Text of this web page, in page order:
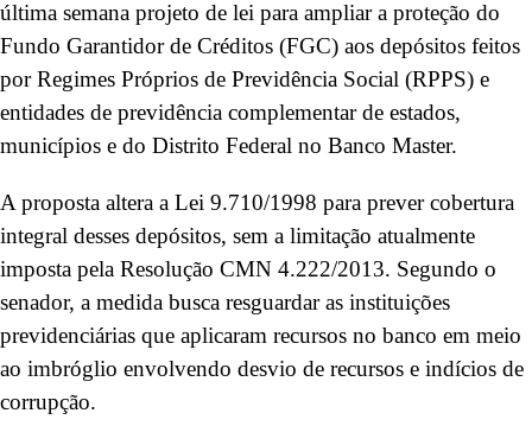
última semana projeto de lei para ampliar a proteção do
Fundo Garantidor de Créditos (FGC) aos depósitos feitos
por Regimes Próprios de Previdência Social (RPPS) e
entidades de previdência complementar de estados,
municípios e do Distrito Federal no Banco Master.
A proposta altera a Lei 9.710/1998 para prever cobertura
integral desses depósitos, sem a limitação atualmente
imposta pela Resolução CMN 4.222/2013. Segundo o
senador, a medida busca resguardar as instituições
previdenciárias que aplicaram recursos no banco em meio
ao imbróglio envolvendo desvio de recursos e indícios de
corrupção.